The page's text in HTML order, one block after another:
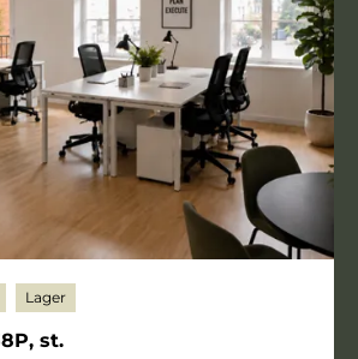
Lager
st.